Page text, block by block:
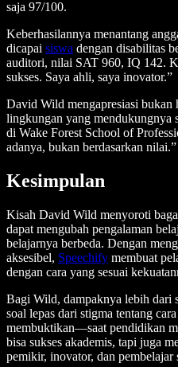
saja 97/100.
Keberhasilannya menantang
dicapai siswa dengan disabilitas
auditori, nilai SAT 960, IQ 142.
sukses. Saya ahli, saya inovator.”
David Wild mengapresiasi bukan
lingkungan yang mendukungnya
di Wake Forest School of
adanya, bukan berdasarkan nilai.”
Kesimpulan
Kisah David Wild menyoroti
dapat mengubah pengalaman
belajarnya berbeda. Dengan
aksesibel, Speechify membuat
dengan cara yang sesuai
Bagi Wild, dampaknya lebih dari
soal lepas dari stigma tentang
membuktikan—saat pendidikan
bisa sukses akademis, tapi juga
pemikir, inovator, dan pembelajar